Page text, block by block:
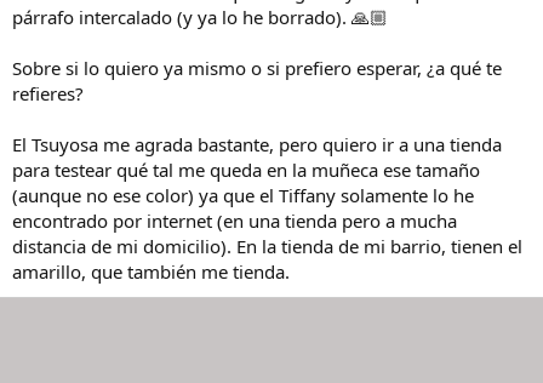
¿Alguna alternativa al Bambino Sun and Moon que debería tener en
Busco piezas que tengan personalidad y que, como las de mi padre,
¡Gracias de antemano por vuestros consejos y por recibirme en esta
afición!
párrafo intercalado (y ya lo he borrado). 🙏🏼
Sobre si lo quiero ya mismo o si prefiero esperar, ¿a qué te
refieres?
El Tsuyosa me agrada bastante, pero quiero ir a una tienda
para testear qué tal me queda en la muñeca ese tamaño
(aunque no ese color) ya que el Tiffany solamente lo he
encontrado por internet (en una tienda pero a mucha
distancia de mi domicilio). En la tienda de mi barrio, tienen el
amarillo, que también me tienda.